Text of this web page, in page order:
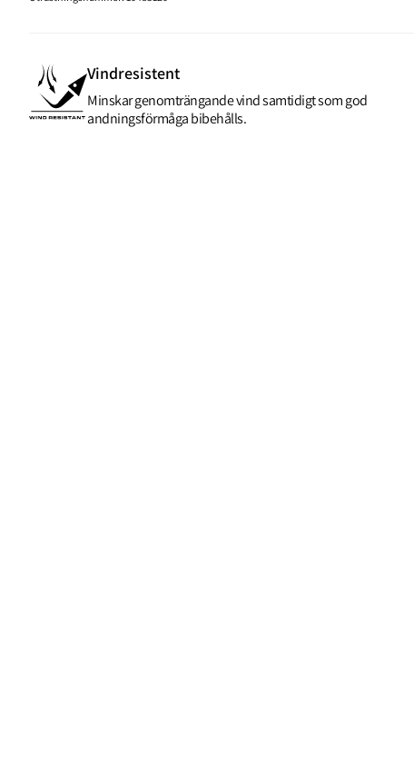
Vindresistent
Minskar genomträngande vind samtidigt som god
andningsförmåga bibehålls.